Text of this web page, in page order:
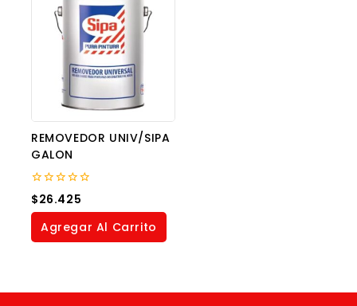
REMOVEDOR UNIV/SIPA
GALON
0
out
of
$26.425
Agregar Al Carrito